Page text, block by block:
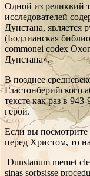
Одной из реликвий
исследователей
Дунстана, является
(Бодлианская
commonei codex
Дунстана».
В позднее
Гластонберийского
тексте как раз в
герой.
Если вы посмотрите
перед Христом, то
Dunstanum memet
sinas sorbsisse